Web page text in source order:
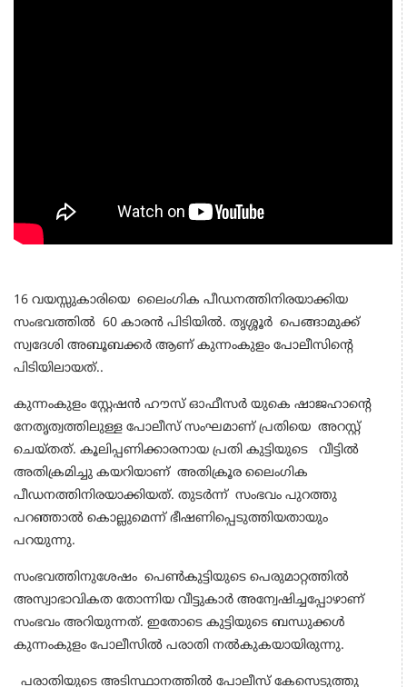
16 വയസ്സുകാരിയെ ലൈംഗിക പീഡനത്തിനിരയാക്കിയ
സംഭവത്തിൽ 60 കാരൻ പിടിയിൽ. തൃശ്ശൂർ പെങ്ങാമുക്ക്
സ്വദേശി അബൂബക്കർ ആണ് കുന്നംകുളം പോലീസിന്റെ
പിടിയിലായത്..
കുന്നംകുളം സ്റ്റേഷൻ ഹൗസ് ഓഫീസർ യുകെ ഷാജഹാന്റെ
നേതൃത്വത്തിലുള്ള പോലീസ് സംഘമാണ്‌ പ്രതിയെ അറസ്റ്റ്
ചെയ്തത്. കൂലിപ്പണിക്കാരനായ പ്രതി കുട്ടിയുടെ വീട്ടിൽ
അതിക്രമിച്ചു കയറിയാണ് അതിക്രൂര ലൈംഗിക
പീഡനത്തിനിരയാക്കിയത്. തുടർന്ന് സംഭവം പുറത്തു
പറഞ്ഞാൽ കൊല്ലുമെന്ന് ഭീഷണിപ്പെടുത്തിയതായും
പറയുന്നു.
സംഭവത്തിനുശേഷം പെൺകുട്ടിയുടെ പെരുമാറ്റത്തിൽ
അസ്വാഭാവികത തോന്നിയ വീട്ടുകാർ അന്വേഷിച്ചപ്പോഴാണ്
സംഭവം അറിയുന്നത്. ഇതോടെ കുട്ടിയുടെ ബന്ധുക്കൾ
കുന്നംകുളം പോലീസിൽ പരാതി നൽകുകയായിരുന്നു.
പരാതിയുടെ അടിസ്ഥാനത്തിൽ പോലീസ് കേസെടുത്തു